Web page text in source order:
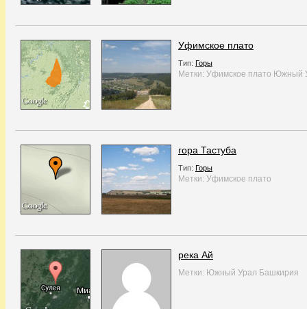
Уфимское плато
Тип: Горы
Метки: Уфимское плато Южный
гора Тастуба
Тип: Горы
Метки: Уфимское плато
река Ай
Метки: Южный Урал Башкирия